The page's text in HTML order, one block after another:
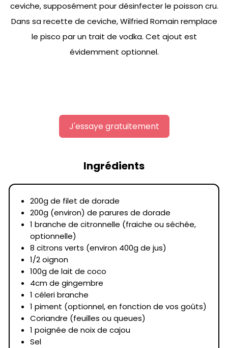
ceviche, supposément pour désinfecter le poisson cru.
Dans sa recette de ceviche, Wilfried Romain remplace
le pisco par un trait de vodka. Cet ajout est
évidemment optionnel.
J'essaye gratuitement
Ingrédients
200g de filet de dorade
200g (environ) de parures de dorade
1 branche de citronnelle (fraiche ou séchée,
optionnelle)
8 citrons verts (environ 400g de jus)
1/2 oignon
100g de lait de coco
4cm de gingembre
1 céleri branche
1 piment (optionnel, en fonction de vos goûts)
Coriandre (feuilles ou queues)
1 poignée de noix de cajou
Sel